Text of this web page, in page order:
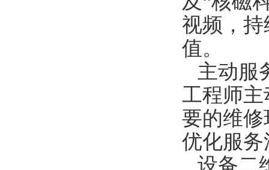
视频， 持
值。
主动服
工程师
要的维
优化服
设备二